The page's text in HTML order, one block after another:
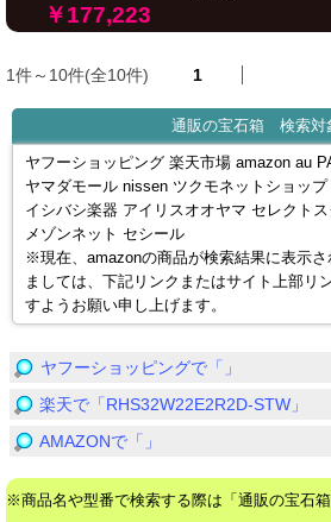
￥177,223
1件～10件(全10件) 1
通販の宝石箱 検索対
ヤフーショッピング 楽天市場 amazon au
ヤマダモール nissen ツクモネットショッ
イシバシ楽器 アイリスオオヤマ セレクト
メゾンネット セシール
※現在、amazonの商品が検索結果に表示さ
ましては、下記リンクまたはサイト上部リ
すようお願い申し上げます。
ヤフーショッピングで「」
楽天で「RHS32W22E2R2D-STW」
AMAZONで「」
※商品名や型番で検索する際は「通販の宝石箱